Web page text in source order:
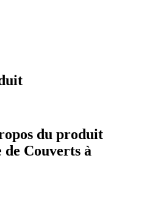
du produit
de Couverts à